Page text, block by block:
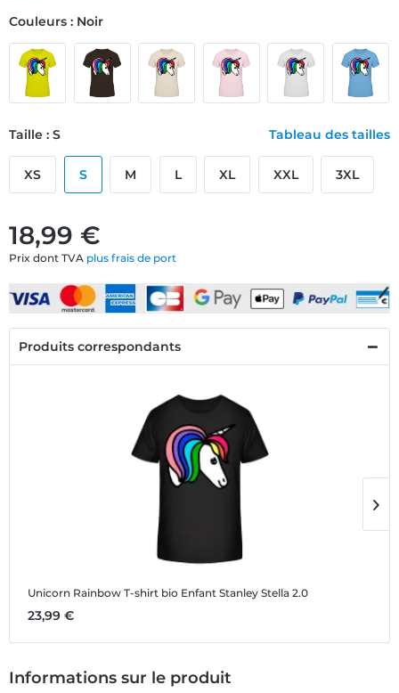
18,99 €
Prix dont TVA plus frais de port
Couleurs : Noir
Taille : S Tableau des tailles
XS S M L XL XXL 3XL
Produits correspondants
Unicorn Rainbow T-shirt bio Enfant Stanley Stella 2.0
23,99 €
Informations sur le produit